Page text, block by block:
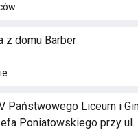
z domu Barber
Państwowego Liceum i
Poniatowskiego przy ul.